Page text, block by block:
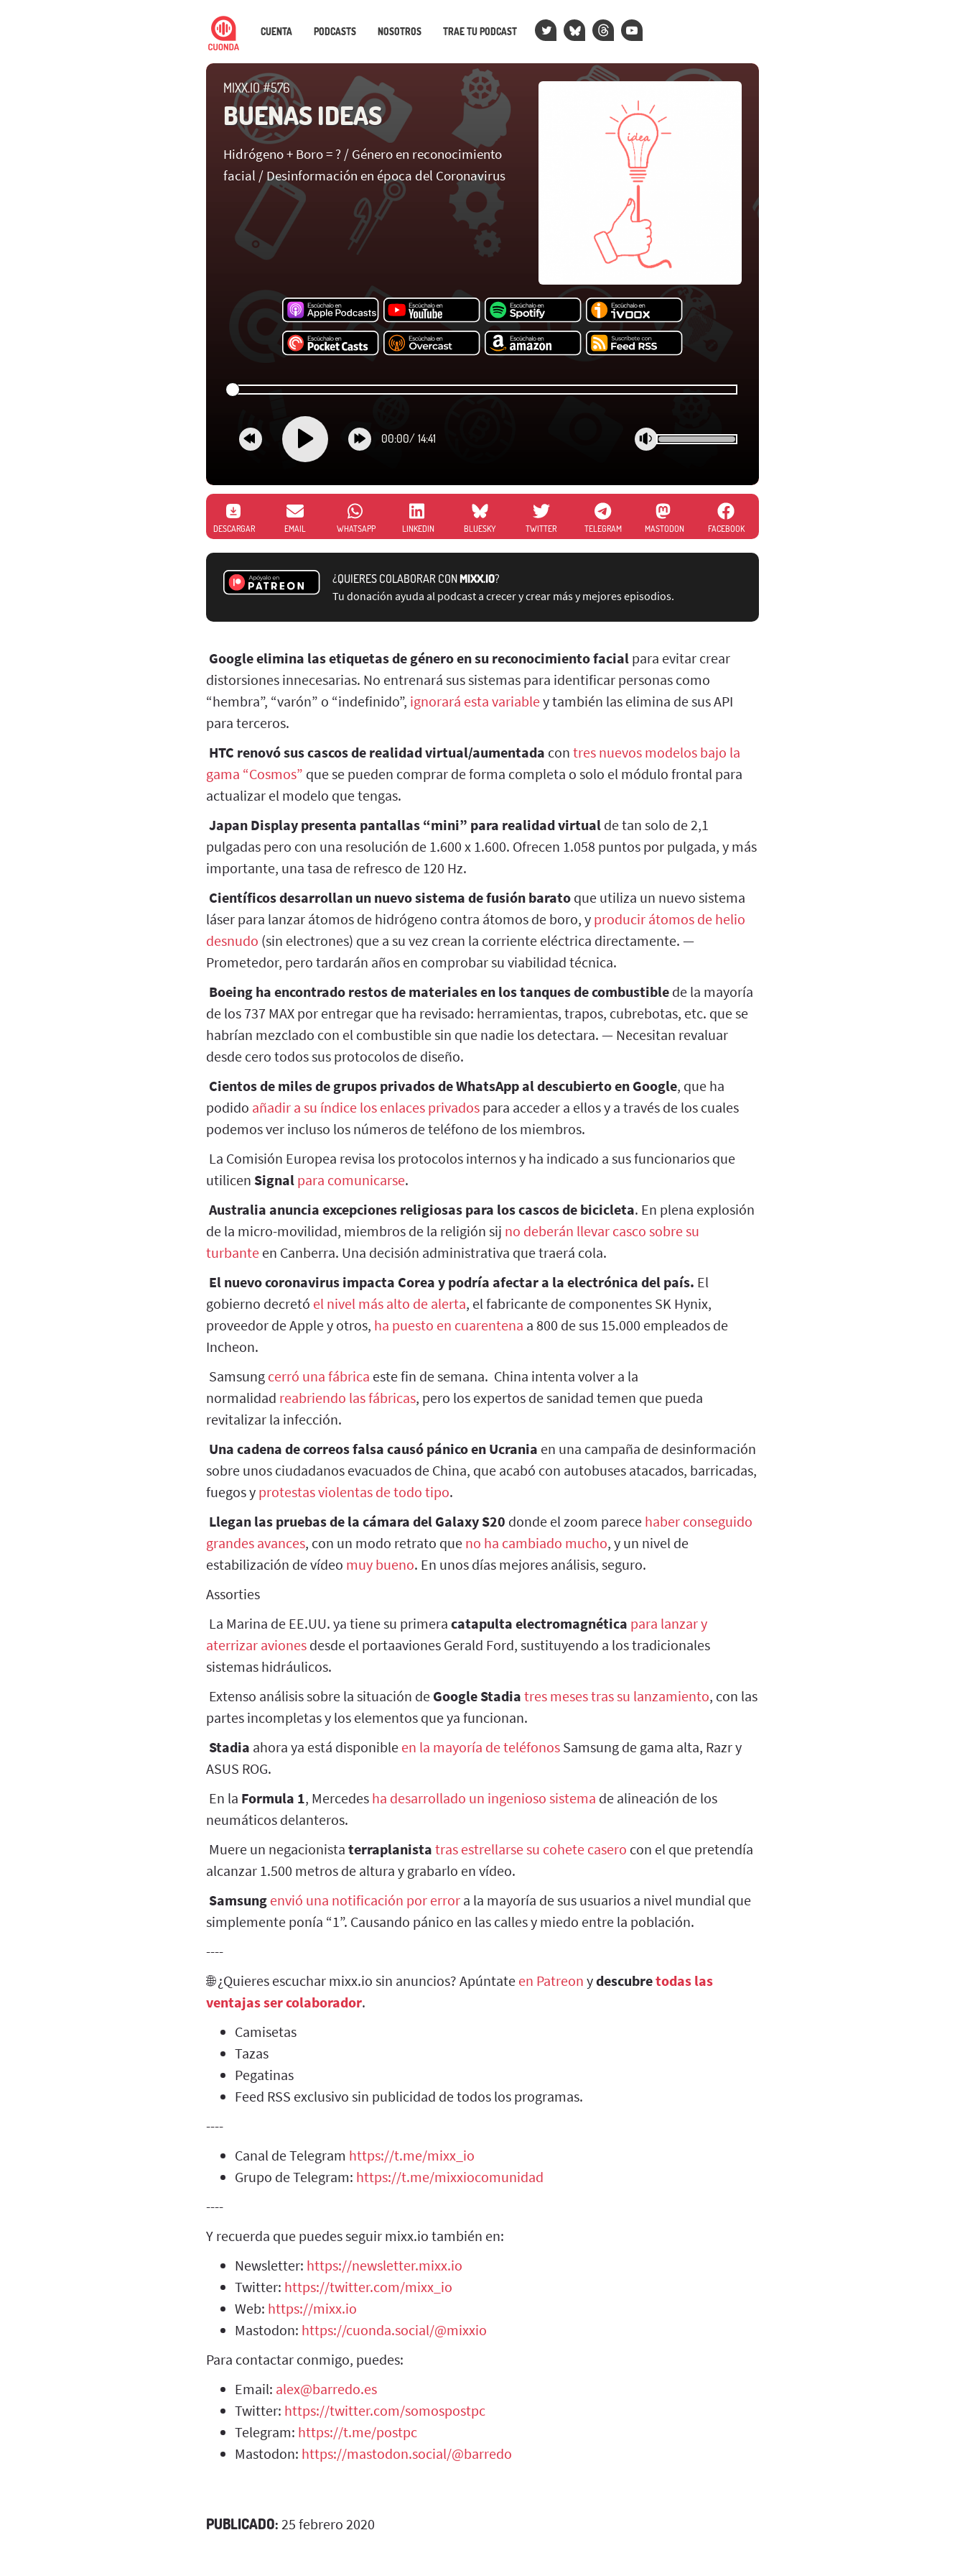
CUENTA PODCASTS NOSOTROS TRAE TU PODCAST
MIXX.IO #576
BUENAS IDEAS
Hidrógeno + Boro = ? / Género en reconocimiento
facial / Desinformación en época del Coronavirus
00:00/ 14:41
DESCARGAR EMAIL WHATSAPP LINKEDIN BLUESKY TWITTER TELEGRAM MASTODON FACEBOOK
¿QUIERES COLABORAR CONMIXX.IO?
Tu donación ayuda al podcast a crecer y crear más y mejores episodios.
Google elimina las etiquetas de género en su reconocimiento facial para evitar crear
distorsiones innecesarias. No entrenará sus sistemas para identificar personas como
“hembra”, “varón” o “indefinido”, ignorará esta variabley también las elimina de sus API
para terceros.
HTC renovó sus cascos de realidad virtual/aumentada con tres nuevos modelos bajo la
gama “Cosmos” que se pueden comprar de forma completa o solo el módulo frontal para
actualizar el modelo que tengas.
Japan Display presenta pantallas “mini” para realidad virtual de tan solo de 2,1
pulgadas pero con una resolución de 1.600 x 1.600. Ofrecen 1.058 puntos por pulgada, y más
importante, una tasa de refresco de 120 Hz.
Científicos desarrollan un nuevo sistema de fusión barato que utiliza un nuevo sistema
láser para lanzar átomos de hidrógeno contra átomos de boro, y producir átomos de helio
desnudo (sin electrones) que a su vez crean la corriente eléctrica directamente. —
Prometedor, pero tardarán años en comprobar su viabilidad técnica.
Boeing ha encontrado restos de materiales en los tanques de combustible de la mayoría
de los 737 MAX por entregar que ha revisado: herramientas, trapos, cubrebotas, etc. que se
habrían mezclado con el combustible sin que nadie los detectara. — Necesitan revaluar
desde cero todos sus protocolos de diseño.
Cientos de miles de grupos privados de WhatsApp al descubierto en Google, que ha
podido añadir a su índice los enlaces privados para acceder a ellos y a través de los cuales
podemos ver incluso los números de teléfono de los miembros.
La Comisión Europea revisa los protocolos internos y ha indicado a sus funcionarios que
utilicen Signal para comunicarse.
Australia anuncia excepciones religiosas para los cascos de bicicleta. En plena explosión
de la micro-movilidad, miembros de la religión sij no deberán llevar casco sobre su
turbante en Canberra. Una decisión administrativa que traerá cola.
El nuevo coronavirus impacta Corea y podría afectar a la electrónica del país. El
gobierno decretó el nivel más alto de alerta, el fabricante de componentes SK Hynix,
proveedor de Apple y otros, ha puesto en cuarentena a 800 de sus 15.000 empleados de
Incheon.
Samsung cerró una fábrica este fin de semana. China intenta volver a la
normalidad reabriendo las fábricas, pero los expertos de sanidad temen que pueda
revitalizar la infección.
Una cadena de correos falsa causó pánico en Ucrania en una campaña de desinformación
sobre unos ciudadanos evacuados de China, que acabó con autobuses atacados, barricadas,
fuegos y protestas violentas de todo tipo.
Llegan las pruebas de la cámara del Galaxy S20 donde el zoom parece haber conseguido
grandes avances, con un modo retrato que no ha cambiado mucho, y un nivel de
estabilización de vídeo muy bueno. En unos días mejores análisis, seguro.
Assorties
La Marina de EE.UU. ya tiene su primera catapulta electromagnética para lanzar y
aterrizar aviones desde el portaaviones Gerald Ford, sustituyendo a los tradicionales
sistemas hidráulicos.
Extenso análisis sobre la situación de Google Stadia tres meses tras su lanzamiento, con las
partes incompletas y los elementos que ya funcionan.
Stadia ahora ya está disponible en la mayoría de teléfonos Samsung de gama alta, Razr y
ASUS ROG.
En la Formula 1, Mercedes ha desarrollado un ingenioso sistema de alineación de los
neumáticos delanteros.
Muere un negacionista terraplanista tras estrellarse su cohete casero con el que pretendía
alcanzar 1.500 metros de altura y grabarlo en vídeo.
Samsung envió una notificación por error a la mayoría de sus usuarios a nivel mundial que
simplemente ponía “1”. Causando pánico en las calles y miedo entre la población.
----
🌐 ¿Quieres escuchar mixx.io sin anuncios? Apúntate en Patreon ydescubretodas las
ventajas ser colaborador.
Camisetas
Tazas
Pegatinas
Feed RSS exclusivo sin publicidad de todos los programas.
----
Canal de Telegram https://t.me/mixx_io
Grupo de Telegram: https://t.me/mixxiocomunidad
----
Y recuerda que puedes seguir mixx.io también en:
Newsletter: https://newsletter.mixx.io
Twitter: https://twitter.com/mixx_io
Web: https://mixx.io
Mastodon: https://cuonda.social/@mixxio
Para contactar conmigo, puedes:
Email: alex@barredo.es
Twitter: https://twitter.com/somospostpc
Telegram: https://t.me/postpc
Mastodon: https://mastodon.social/@barredo
PUBLICADO: 25 febrero 2020